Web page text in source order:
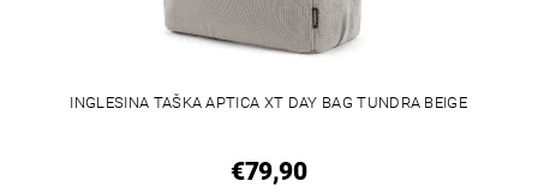
INGLESINA TAŠKA APTICA XT DAY BAG TUNDRA BEIGE
€79,90